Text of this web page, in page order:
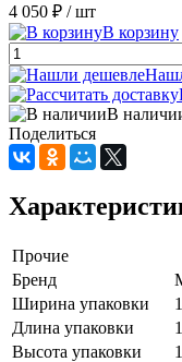
4 050 ₽ / шт
В корзину
В
Поделиться
Прочие
Бренд
Ширина упаковки
Длина упаковки
Высота упаковки
1